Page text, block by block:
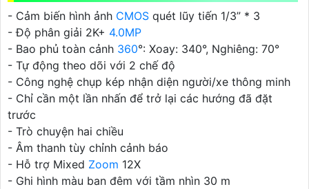
- Cảm biến hình ảnh CMOS quét lũy tiến 1/3” * 3
- Độ phân giải 2K+ 4.0MP
- Bao phủ toàn cảnh 360°: Xoay: 340°, Nghiêng: 70°
- Tự động theo dõi với 2 chế độ
- Công nghệ chụp kép nhận diện người/xe thông minh
- Chỉ cần một lần nhấn để trở lại các hướng đã đặt
trước
- Trò chuyện hai chiều
- Âm thanh tùy chỉnh cảnh báo
- Hỗ trợ Mixed Zoom 12X
- Ghi hình màu ban đêm với tầm nhìn 30 m